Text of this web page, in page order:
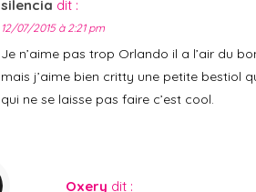
silencia dit :
12/07/2015 à 2:21 pm
Je n’aime pas trop Orlando il a l’air du
mais j’aime bien critty une petite bestiol
qui ne se laisse pas faire c’est cool.
Oxery dit :